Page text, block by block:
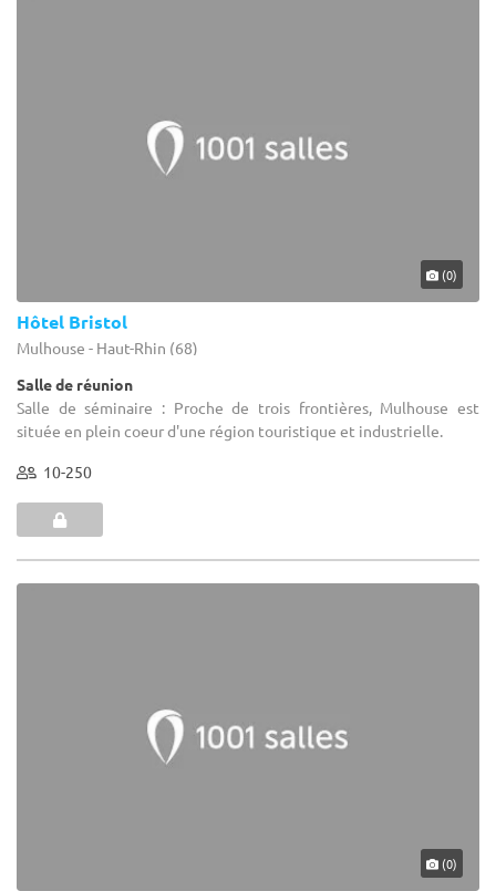
(0)
Hôtel Bristol
Mulhouse - Haut-Rhin (68)
Salle de réunion
Salle de séminaire : Proche de trois frontières, Mulhouse est
située en plein coeur d'une région touristique et industrielle.
10-250
(0)